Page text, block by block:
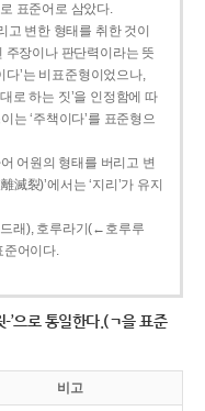
표준어로 삼았다.
변한 형태를 취한 것이
주장이나 판단력이라는 뜻
다’는 비표준형이었으나,
로 하는 짓’을 인정함에 따
는 ‘주책이다’를 표준형으
어원의 형태를 버리고 변
滅裂)’에서는 ‘지리’가 유지
래), 호루라기(←호루루
준어이다.
-’으로 통일한다.(ㄱ을 표준
비고